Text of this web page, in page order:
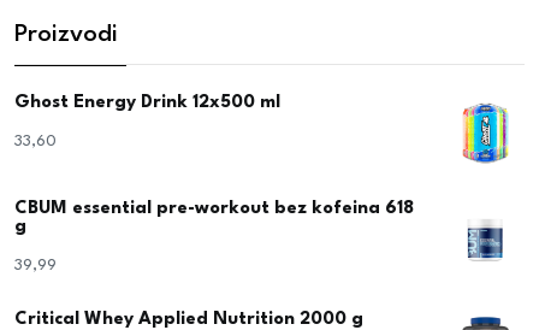
Proizvodi
Ghost Energy Drink 12x500 ml
33,60
CBUM essential pre-workout bez kofeina 618
g
39,99
Critical Whey Applied Nutrition 2000 g